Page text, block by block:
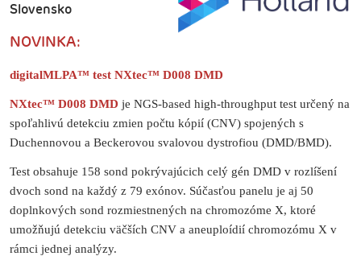
Slovensko
NOVINKA:
digitalMLPA™ test NXtec™ D008 DMD
NXtec™ D008 DMD je NGS-based high-throughput test určený na
spoľahlivú detekciu zmien počtu kópií (CNV) spojených s
Duchennovou a Beckerovou svalovou dystrofiou (DMD/BMD).
Test obsahuje 158 sond pokrývajúcich celý gén DMD v rozlíšení
dvoch sond na každý z 79 exónov. Súčasťou panelu je aj 50
doplnkových sond rozmiestnených na chromozóme X, ktoré
umožňujú detekciu väčších CNV a aneuploídií chromozómu X v
rámci jednej analýzy.